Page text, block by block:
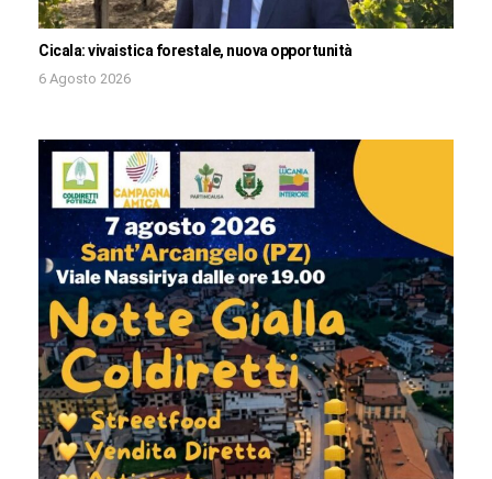
Cicala: vivaistica forestale, nuova opportunità
6 Agosto 2026